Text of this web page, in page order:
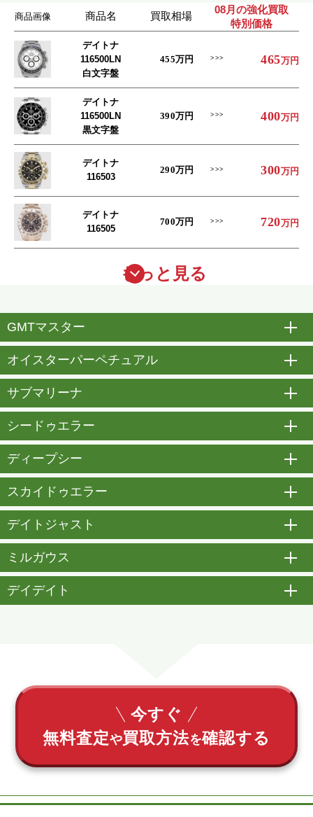
商品画像 商品名 買取相場
08月の強化買取
特別価格
デイトナ
116500LN
白文字盤
455万円 465万円
デイトナ
116500LN
黒文字盤
390万円 400万円
デイトナ
116503
290万円 300万円
デイトナ
116505
700万円 720万円
もっと見る
GMTマスター
オイスターパーペチュアル
サブマリーナ
シードゥエラー
ディープシー
スカイドゥエラー
デイトジャスト
ミルガウス
デイデイト
今すぐ
無料査定や買取方法を確認する